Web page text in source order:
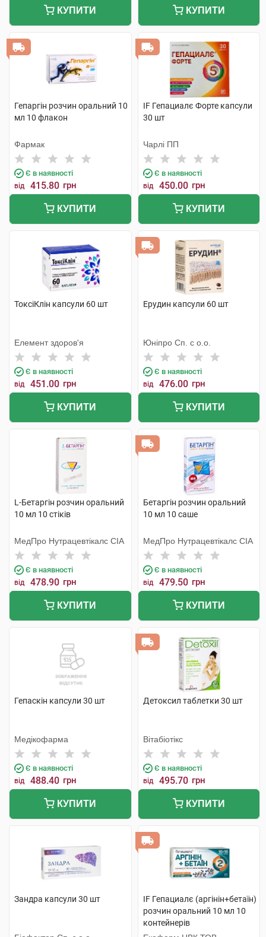
КУПИТИ КУПИТИ
Гепаргін розчин оральний 10
мл 10 флакон
Фармак
Є в наявності
від 415.80 грн
КУПИТИ
IF Гепациалє Форте капсули
30 шт
Чарлі ПП
Є в наявності
від 450.00 грн
КУПИТИ
ТоксіКлін капсули 60 шт
Елемент здоров'я
Є в наявності
від 451.00 грн
КУПИТИ
Ерудин капсули 60 шт
Юніпро Сп. с о.о.
Є в наявності
від 476.00 грн
КУПИТИ
L-Бетаргін розчин оральний
10 мл 10 стіків
МедПро Нутрацевтікалс СІА
Є в наявності
від 478.90 грн
КУПИТИ
Бетаргін розчин оральний
10 мл 10 саше
МедПро Нутрацевтікалс СІА
Є в наявності
від 479.50 грн
КУПИТИ
Гепаскін капсули 30 шт
Медікофарма
Є в наявності
від 488.40 грн
КУПИТИ
Детоксил таблетки 30 шт
Вітабіотікс
Є в наявності
від 495.70 грн
КУПИТИ
Зандра капсули 30 шт
IF Гепациалє (аргінін+бетаїн)
розчин оральний 10 мл 10
контейнерів